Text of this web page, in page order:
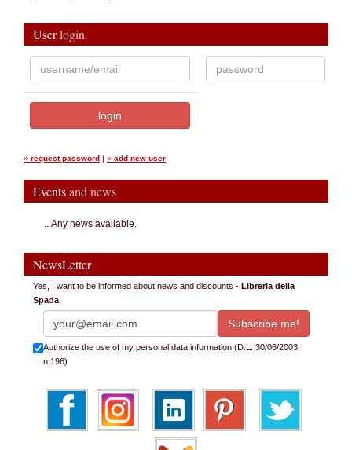
Userlogin
» request password | » add new user
Eventsand news
...Any news available.
NewsLetter
Yes, I want to be informed about news and discounts - Libreria della
Spada
Authorize the use of my personal data information (D.L. 30/06/2003
n.196)